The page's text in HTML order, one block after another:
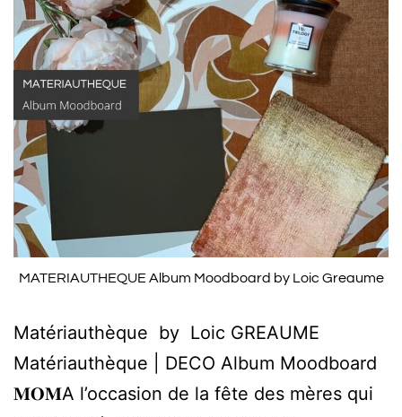
MATERIAUTHEQUE Album Moodboard by Loic Greaume
Matériauthèque by Loic GREAUME
Matériauthèque | DECO Album Moodboard
𝐌𝐎𝐌A l’occasion de la fête des mères qui